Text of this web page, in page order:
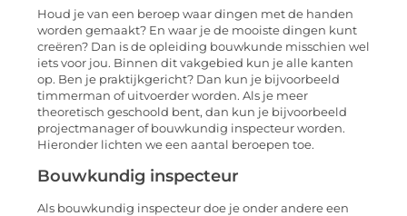
Houd je van een beroep waar dingen met de handen
worden gemaakt? En waar je de mooiste dingen kunt
creëren? Dan is de opleiding bouwkunde misschien wel
iets voor jou. Binnen dit vakgebied kun je alle kanten
op. Ben je praktijkgericht? Dan kun je bijvoorbeeld
timmerman of uitvoerder worden. Als je meer
theoretisch geschoold bent, dan kun je bijvoorbeeld
projectmanager of bouwkundig inspecteur worden.
Hieronder lichten we een aantal beroepen toe.
Bouwkundig inspecteur
Als bouwkundig inspecteur doe je onder andere een